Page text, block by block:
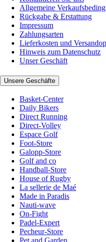
Allgemeine
Rückgabe & Erstattung
Impressum
Zahlungsarten
Lieferkosten und
Hinweis zum Datenschutz
Unser Geschäft
Unsere Geschäfte
Basket-Center
Daily Bikers
Direct Running
Direct-Volley
Espace Golf
Foot-Store
Galopp-Store
Golf and co
Handball-Store
House of Rugby
La sellerie de Maé
Made in Paradis
Nauti-wave
On-Fight
Padel-Expert
Pecheur-Store